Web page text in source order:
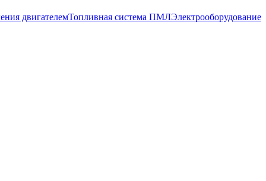
двигателемТопливная система ПМЛЭлектрооборудование